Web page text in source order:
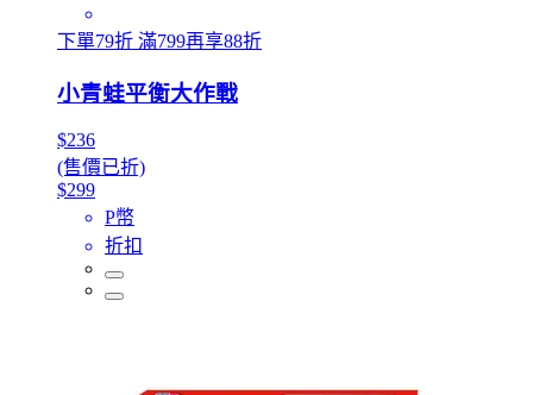
下單79折 滿799再享88折
小青蛙平衡大作戰
$236
(售價已折)
$299
P幣
折扣